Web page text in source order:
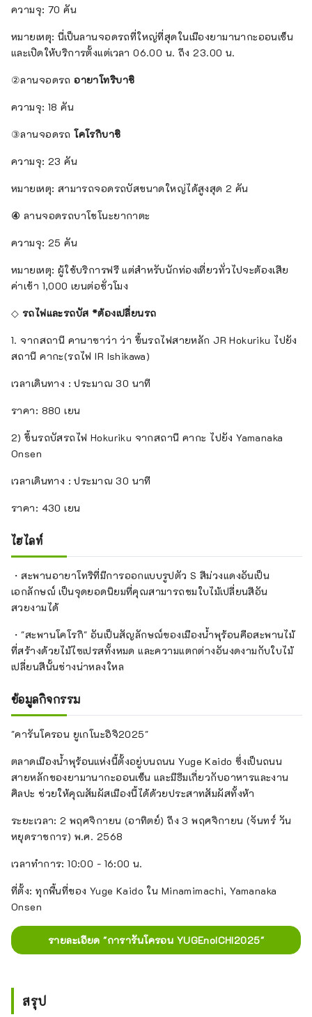
ความจุ: 70 คัน
หมายเหตุ: นี่เป็นลานจอดรถที่ใหญ่ที่สุดในเมืองยามานากะออนเซ็น
และเปิดให้บริการตั้งแต่เวลา 06.00 น. ถึง 23.00 น.
②ลานจอดรถอายาโทริบาชิ
ความจุ: 18 คัน
③ลานจอดรถโคโรกิบาชิ
ความจุ: 23 คัน
หมายเหตุ: สามารถจอดรถบัสขนาดใหญ่ได้สูงสุด 2 คัน
④ ลานจอดรถบาโชโนะยากาตะ
ความจุ: 25 คัน
หมายเหตุ: ผู้ใช้บริการฟรี แต่สำหรับนักท่องเที่ยวทั่วไปจะต้องเสีย
ค่าเข้า 1,000 เยนต่อชั่วโมง
◇ รถไฟและรถบัส *ต้องเปลี่ยนรถ
1. จากสถานี คานาซาว่า ว่า ขึ้นรถไฟสายหลัก JR Hokuriku ไปยัง
สถานี คากะ(รถไฟ IR Ishikawa)
เวลาเดินทาง : ประมาณ 30 นาที
ราคา: 880 เยน
2) ขึ้นรถบัสรถไฟ Hokuriku จากสถานี คากะ ไปยัง Yamanaka
Onsen
เวลาเดินทาง : ประมาณ 30 นาที
ราคา: 430 เยน
ไฮไลท์
・สะพานอายาโทริที่มีการออกแบบรูปตัว S สีม่วงแดงอันเป็น
เอกลักษณ์ เป็นจุดยอดนิยมที่คุณสามารถชมใบไม้เปลี่ยนสีอัน
สวยงามได้
・"สะพานโคโรกิ" อันเป็นสัญลักษณ์ของเมืองน้ำพุร้อนคือสะพานไม้
ที่สร้างด้วยไม้ไซเปรสทั้งหมด และความแตกต่างอันงดงามกับใบไม้
เปลี่ยนสีนั้นช่างน่าหลงใหล
ข้อมูลกิจกรรม
"คารันโครอน ยูเกโนะอิจิ2025"
ตลาดเมืองน้ำพุร้อนแห่งนี้ตั้งอยู่บนถนน Yuge Kaido ซึ่งเป็นถนน
สายหลักของยามานากะออนเซ็น และมีธีมเกี่ยวกับอาหารและงาน
ศิลปะ ช่วยให้คุณสัมผัสเมืองนี้ได้ด้วยประสาทสัมผัสทั้งห้า
ระยะเวลา: 2 พฤศจิกายน (อาทิตย์) ถึง 3 พฤศจิกายน (จันทร์ วัน
หยุดราชการ) พ.ศ. 2568
เวลาทำการ: 10:00 - 16:00 น.
ที่ตั้ง: ทุกพื้นที่ของ Yuge Kaido ใน Minamimachi, Yamanaka
Onsen
รายละเอียด "การารันโครอน YUGEnoICHI2025"
สรุป